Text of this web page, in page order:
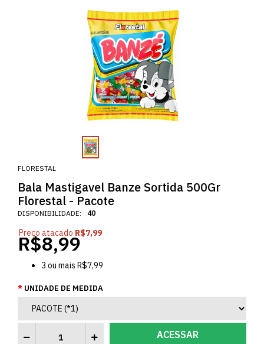
FLORESTAL
Bala Mastigavel Banze Sortida 500Gr
Florestal - Pacote
DISPONIBILIDADE: 40
Preço atacado R$7,99
R$8,99
3 ou mais R$7,99
UNIDADE DE MEDIDA
ACESSAR